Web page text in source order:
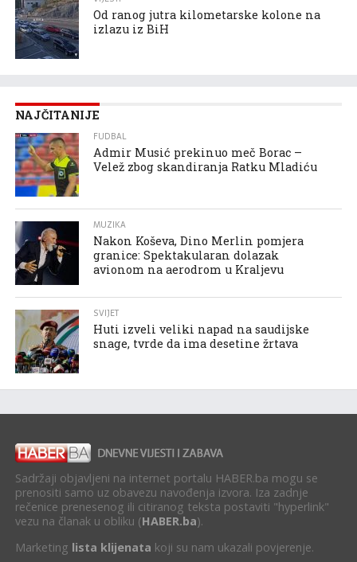
Od ranog jutra kilometarske kolone na
izlazu iz BiH
NAJČITANIJE
FUDBAL
Admir Musić prekinuo meč Borac –
Velež zbog skandiranja Ratku Mladiću
MUZIKA
Nakon Koševa, Dino Merlin pomjera
granice: Spektakularan dolazak
avionom na aerodrom u Kraljevu
SVIJET
Huti izveli veliki napad na saudijske
snage, tvrde da ima desetine žrtava
Sadržaji objavljeni na internet portalu HABER.ba mogu se
prenositi samo uz obavezu navođenja izvora. Iza zadnje
rečenice prenesenog ili citiranog teksta postaviti "hyperlink"
vezu na članak u obliku (HABER.ba).
Marketing lista klijenata koji su nam ukazali povjerenje.